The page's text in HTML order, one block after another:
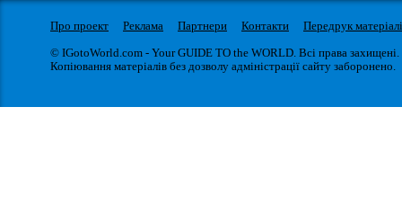
Про проект Реклама Партнери Контакти
Передрук
© IGotoWorld.com - Your GUIDE TO the WORLD. Всі права захищені.
Копіювання матеріалів без дозволу адміністрації сайту заборонено.